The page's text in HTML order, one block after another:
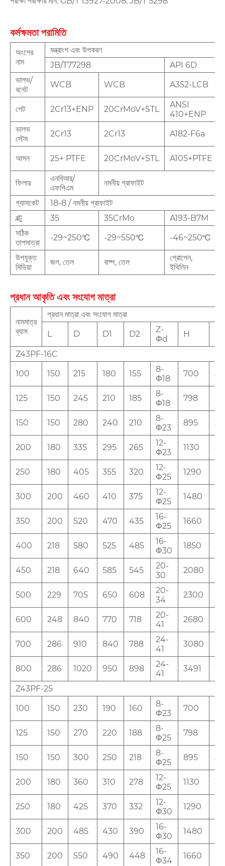
কর্মক্ষমতা পরামিতি
অংশের
নাম
যন্ত্রাংশ এবং উপকরণ
JB/T77298
API 6D
ভালভ/
বনেট
WCB WCB A352-LCB
গেট 2Cr13+ENP 20CrMoV+STL
ANSI
410+ENP
ভালভ
স্টেম
2Cr13 2Cr13 A182-F6a
আসন 25+ PTFE 20CrMoV+STL A105+PTFE
ফিলার
এনবিআর/
এফপিএম
নমনীয় গ্রাফাইট
গ্যাসকেট
18-8 / নমনীয় গ্রাফাইট
বল্টু
35 35CrMo A193-B7M
সঠিক
তাপমাত্রা
-29~250℃ -29~550℃ -46~250℃
উপযুক্ত
মিডিয়া
জল, তেল বাষ্প, তেল
প্রোপেন,
ইথিলিন
প্রধান আকৃতি এবং সংযোগ মাত্রা
নামমাত্র
ব্যাস
প্রধান মাত্রা এবং সংযোগ মাত্রা
L D D1 D2
Z-
Φd
H
Z43PF-16C
100 150 215 180 155
8-
Φ18
700
125 150 245 210 185
8-
Φ18
798
150 150 280 240 210
8-
Φ23
895
200 180 335 295 265
12-
Φ23
1130
250 180 405 355 320
12-
Φ25
1290
300 200 460 410 375
12-
Φ25
1480
350 200 520 470 435
16-
Φ25
1660
400 218 580 525 485
16-
Φ30
1850
450 218 640 585 545
20-
30
2080
500 229 705 650 608
20-
34
2300
600 248 840 770 718
20-
41
2680
700 286 910 840 788
24-
41
3080
800 286 1020 950 898
24-
41
3491
Z43PF-25
100 150 230 190 160
8-
Φ23
700
125 150 270 220 188
8-
Φ25
798
150 150 300 250 218
8-
Φ25
895
200 180 360 310 278
12-
Φ25
1130
250 180 425 370 332
12-
Φ30
1290
300 200 485 430 390
16-
Φ30
1480
350 200 550 490 448
16-
Φ34
1660